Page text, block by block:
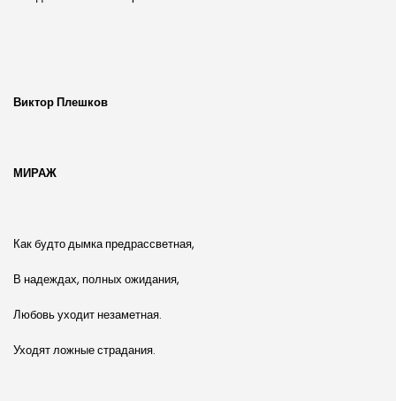
Виктор Плешков
МИРАЖ
Как будто дымка предрассветная,
В надеждах, полных ожидания,
Любовь уходит незаметная.
Уходят ложные страдания.